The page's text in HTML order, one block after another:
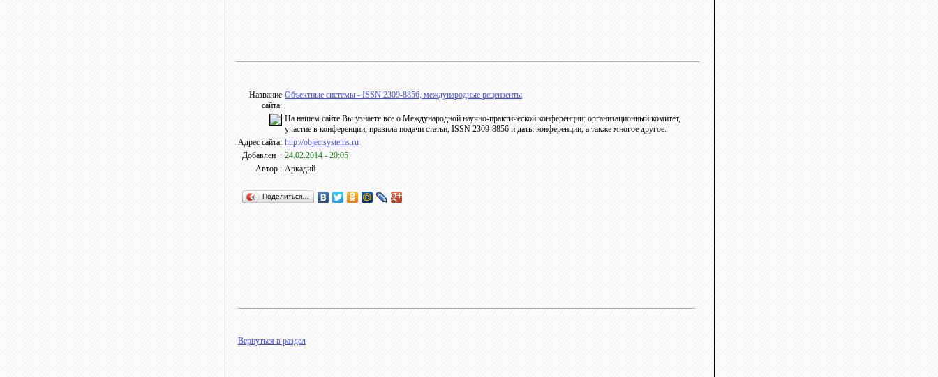
Название
сайта:
Объектные системы - ISSN 2309-8856, международные рецензенты
На нашем сайте Вы узнаете все о Международной научно-практической конференции: организационный комитет,
участие в конференции, правила подачи статьи, ISSN 2309-8856 и даты конференции, а также многое другое.
Адрес сайта: http://objectsystems.ru
Добавлен : 24.02.2014 - 20:05
Автор : Аркадий
Поделиться…
Вернуться в раздел